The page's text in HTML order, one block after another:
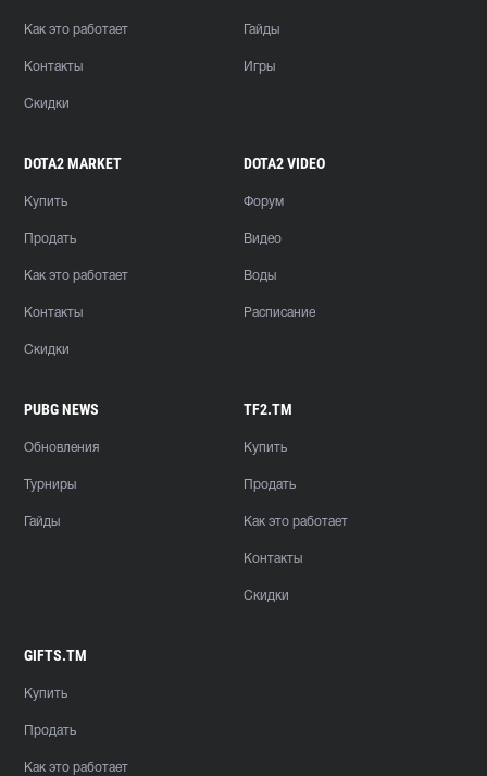
Как это работает
Контакты
Скидки
Гайды
Игры
DOTA2 MARKET
Купить
Продать
Как это работает
Контакты
Скидки
DOTA2 VIDEO
Форум
Видео
Воды
Расписание
PUBG NEWS
Обновления
Турниры
Гайды
TF2.TM
Купить
Продать
Как это работает
Контакты
Скидки
GIFTS.TM
Купить
Продать
Как это работает